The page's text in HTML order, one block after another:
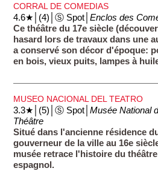
CORRAL DE COMEDIAS
4.6★│(4)│Ⓢ Spot│Enclos des
Ce théâtre du 17e siècle
hasard lors de travaux dans une
a conservé son décor d'époque:
en bois, vieux puits, lampes à
MUSEO NACIONAL DEL TEATRO
3.3★│(5)│Ⓢ Spot│Musée National
Théâtre
Situé dans l'ancienne résidence
gouverneur de la ville au 16e
musée retrace l'histoire du théâtre
espagnol.